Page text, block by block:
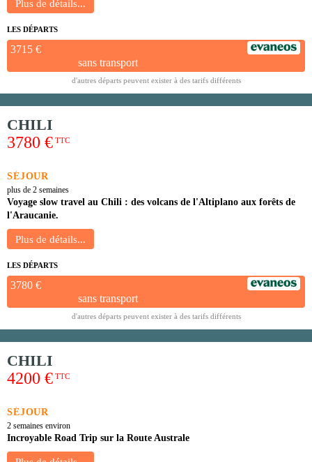
LES DÉPARTS
3715 €
sans transport
d'autres départs peuvent exister à des tarifs différents
CHILI
3780 € TTC
SÉJOUR
plus de 2 semaines
Voyage slow travel au Chili : des volcans de l'Altiplano aux forêts de
l'Araucanie.
LES DÉPARTS
3780 €
sans transport
d'autres départs peuvent exister à des tarifs différents
CHILI
4200 € TTC
SÉJOUR
2 semaines environ
Incroyable Road Trip sur la Route Australe